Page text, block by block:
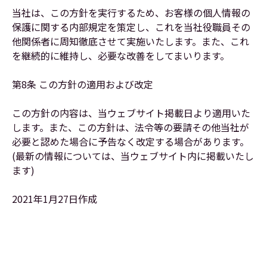
当社は、この方針を実行するため、お客様の個人情報の
保護に関する内部規定を策定し、これを当社役職員その
他関係者に周知徹底させて実施いたします。また、これ
を継続的に維持し、必要な改善をしてまいります。
第8条 この方針の適用および改定
この方針の内容は、当ウェブサイト掲載日より適用いた
します。また、この方針は、法令等の要請その他当社が
必要と認めた場合に予告なく改定する場合があります。
(最新の情報については、当ウェブサイト内に掲載いたし
ます)
2021年1月27日作成